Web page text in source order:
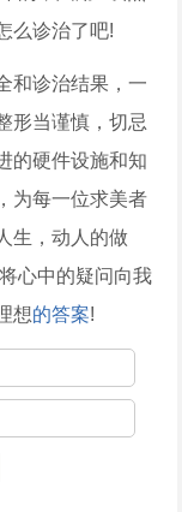
么诊治了吧!
和诊治结果，一
形当谨慎，切忌
的硬件设施和知
为每一位求美者
生，动人的做
心中的疑问向我
想的答案!